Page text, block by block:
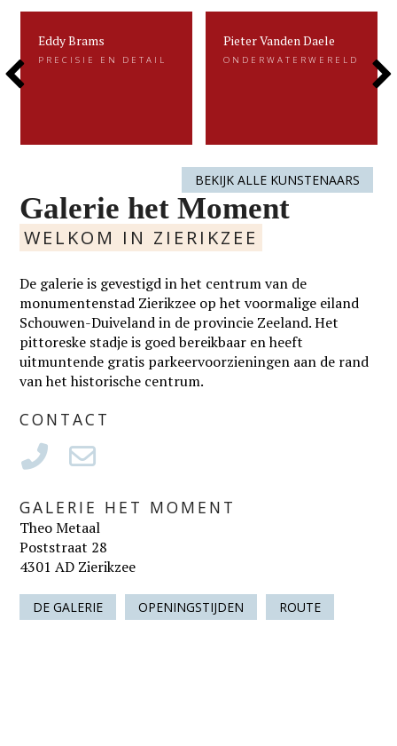
Eddy Brams
PRECISIE EN DETAIL
Pieter Vanden Daele
ONDERWATERWERELD
Pieter Vanden Daele
Next
BEKIJK ALLE KUNSTENAARS
Galerie het Moment
WELKOM IN ZIERIKZEE
De galerie is gevestigd in het centrum van de
monumentenstad Zierikzee op het voormalige eiland
Schouwen-Duiveland in de provincie Zeeland. Het
pittoreske stadje is goed bereikbaar en heeft
uitmuntende gratis parkeervoorzieningen aan de rand
van het historische centrum.
CONTACT
GALERIE HET MOMENT
Theo Metaal
Poststraat 28
4301 AD Zierikzee
DE GALERIE OPENINGSTIJDEN ROUTE